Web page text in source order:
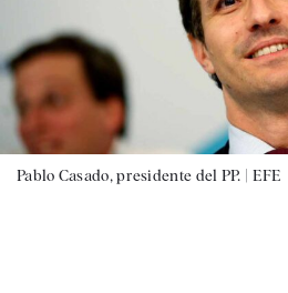
Pablo Casado, presidente del PP. | EFE